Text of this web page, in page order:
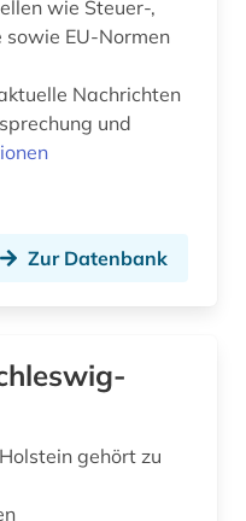
wie Steuer-,
EU-Normen
Nachrichten
und
Zur Datenbank
gehört zu